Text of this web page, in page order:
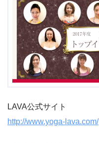
LAVA公式サイト
http://www.yoga-lava.com/